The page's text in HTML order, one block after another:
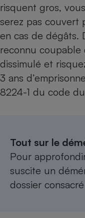
risquent gros,
serez pas couvert
en cas de dégâts.
reconnu coupable
dissimulé et
3 ans
8224-1 du code
Tout sur le
Pour
suscite un
dossier